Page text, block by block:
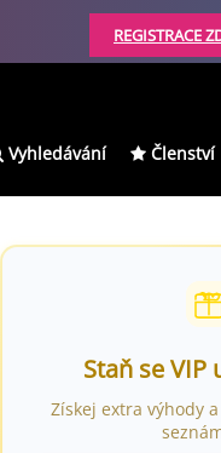
REGISTRACE
Vyhledávání Členství
Staň se VIP
Získej extra výhody